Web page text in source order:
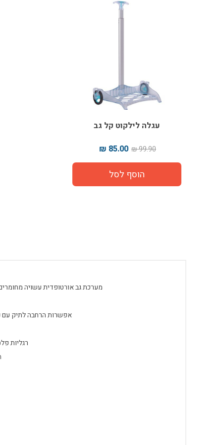
עגלה לילקוט קל גב
99.90 ₪
85.00 ₪
מערכת גב אורטופדית עשויה
אפשרות הרחבה לתיק עם פטנט ייחודי
רגליות